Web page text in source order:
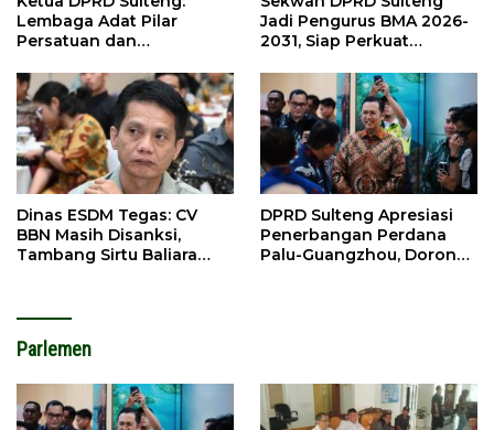
Lembaga Adat Pilar
Persatuan dan
Jadi Pengurus BMA 2026-
2031, Siap Perkuat
Dinas ESDM Tegas: CV
BBN Masih Disanksi,
Tambang Sirtu Baliara
DPRD Sulteng Apresiasi
Penerbangan Perdana
Palu-Guangzhou, Dorong
Parlemen